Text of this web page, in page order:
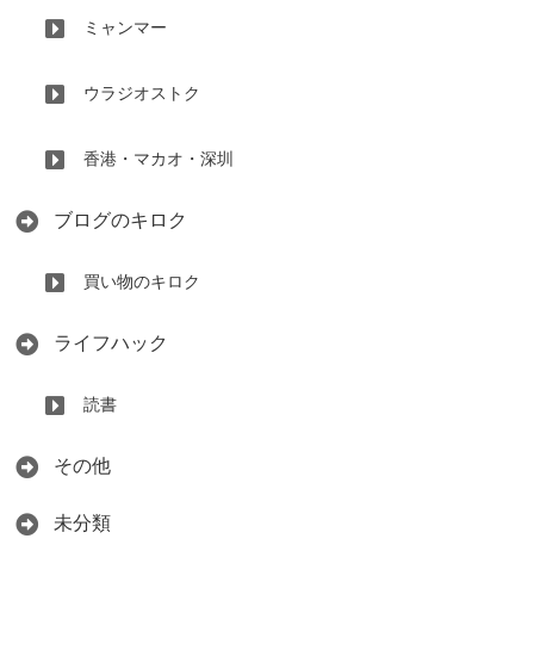
ミャンマー
ウラジオストク
香港・マカオ・深圳
ブログのキロク
買い物のキロク
ライフハック
読書
その他
未分類